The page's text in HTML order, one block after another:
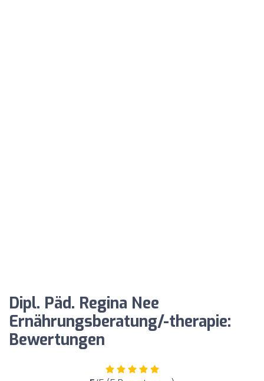
Dipl. Päd. Regina Nee
Ernährungsberatung/-therapie:
Bewertungen